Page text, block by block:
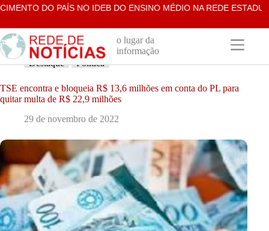
Pular
o
conteúdo
DO PAÍS NO IDEB DO ENSINO MÉDIO NA REDE ESTADUAL
o lugar da
informação
Destaque
Política
TSE encontra e bloqueia R$ 13,6 milhões em conta do PL para
quitar multa de R$ 22,9 milhões
29 de novembro de 2022